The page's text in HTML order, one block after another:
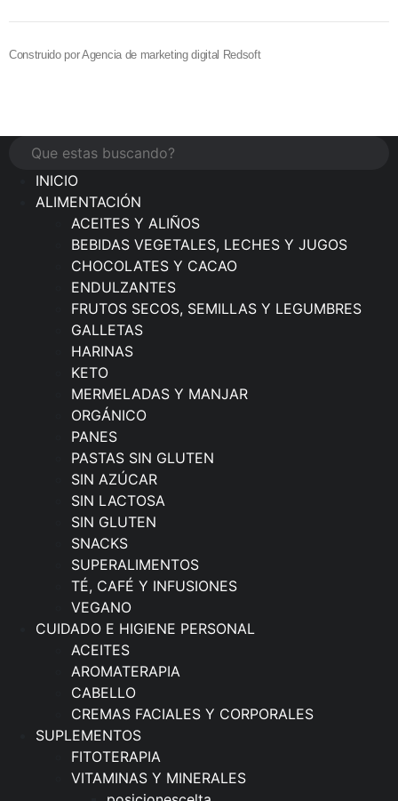
Construido por Agencia de marketing digital Redsoft
INICIO
ALIMENTACIÓN
ACEITES Y ALIÑOS
BEBIDAS VEGETALES, LECHES Y JUGOS
CHOCOLATES Y CACAO
ENDULZANTES
FRUTOS SECOS, SEMILLAS Y LEGUMBRES
GALLETAS
HARINAS
KETO
MERMELADAS Y MANJAR
ORGÁNICO
PANES
PASTAS SIN GLUTEN
SIN AZÚCAR
SIN LACTOSA
SIN GLUTEN
SNACKS
SUPERALIMENTOS
TÉ, CAFÉ Y INFUSIONES
VEGANO
CUIDADO E HIGIENE PERSONAL
ACEITES
AROMATERAPIA
CABELLO
CREMAS FACIALES Y CORPORALES
SUPLEMENTOS
FITOTERAPIA
VITAMINAS Y MINERALES